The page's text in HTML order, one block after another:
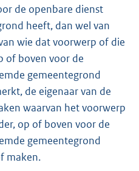
de openbare dienst
heeft, dan wel van
wie dat voorwerp of die
of boven voor de
gemeentegrond
de eigenaar van de
waarvan het voorwerp
op of boven voor de
gemeentegrond
maken.